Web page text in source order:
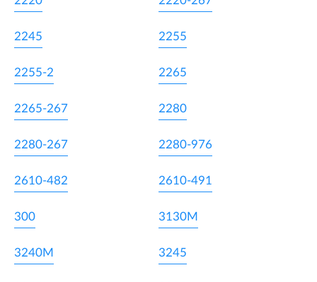
2245 2255
2255-2 2265
2265-267 2280
2280-267 2280-976
2610-482 2610-491
300 3130M
3240M 3245